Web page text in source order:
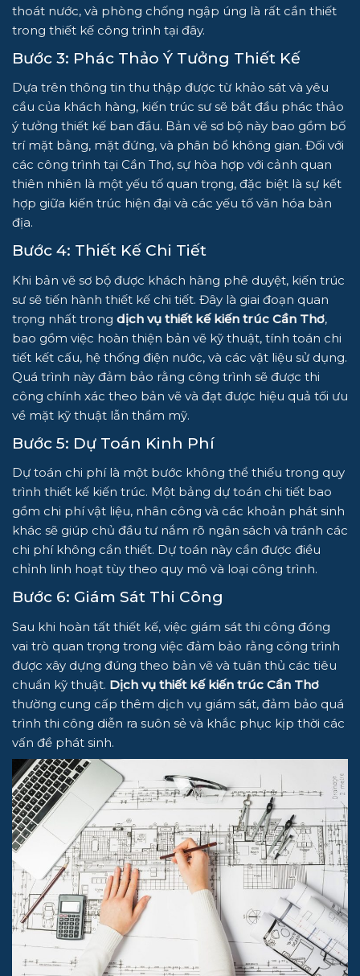
thoát nước, và phòng chống ngập úng là rất cần thiết
trong thiết kế công trình tại đây.
Bước 3: Phác Thảo Ý Tưởng Thiết Kế
Dựa trên thông tin thu thập được từ khảo sát và yêu
cầu của khách hàng, kiến trúc sư sẽ bắt đầu phác thảo
ý tưởng thiết kế ban đầu. Bản vẽ sơ bộ này bao gồm bố
trí mặt bằng, mặt đứng, và phân bổ không gian. Đối với
các công trình tại Cần Thơ, sự hòa hợp với cảnh quan
thiên nhiên là một yếu tố quan trọng, đặc biệt là sự kết
hợp giữa kiến trúc hiện đại và các yếu tố văn hóa bản
địa.
Bước 4: Thiết Kế Chi Tiết
Khi bản vẽ sơ bộ được khách hàng phê duyệt, kiến trúc
sư sẽ tiến hành thiết kế chi tiết. Đây là giai đoạn quan
trọng nhất trong dịch vụ thiết kế kiến trúc Cần Thơ,
bao gồm việc hoàn thiện bản vẽ kỹ thuật, tính toán chi
tiết kết cấu, hệ thống điện nước, và các vật liệu sử dụng.
Quá trình này đảm bảo rằng công trình sẽ được thi
công chính xác theo bản vẽ và đạt được hiệu quả tối ưu
về mặt kỹ thuật lẫn thẩm mỹ.
Bước 5: Dự Toán Kinh Phí
Dự toán chi phí là một bước không thể thiếu trong quy
trình thiết kế kiến trúc. Một bảng dự toán chi tiết bao
gồm chi phí vật liệu, nhân công và các khoản phát sinh
khác sẽ giúp chủ đầu tư nắm rõ ngân sách và tránh các
chi phí không cần thiết. Dự toán này cần được điều
chỉnh linh hoạt tùy theo quy mô và loại công trình.
Bước 6: Giám Sát Thi Công
Sau khi hoàn tất thiết kế, việc giám sát thi công đóng
vai trò quan trọng trong việc đảm bảo rằng công trình
được xây dựng đúng theo bản vẽ và tuân thủ các tiêu
chuẩn kỹ thuật. Dịch vụ thiết kế kiến trúc Cần Thơ
thường cung cấp thêm dịch vụ giám sát, đảm bảo quá
trình thi công diễn ra suôn sẻ và khắc phục kịp thời các
vấn đề phát sinh.